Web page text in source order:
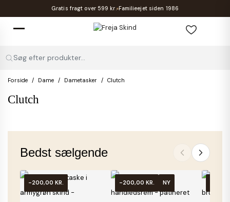
Gratis fragt over 599 kr. Familieejet siden 1986
Søg efter produkter...
Forside Dame Dametasker Clutch
Clutch
Bedst sælgende
-200,00 KR. -200,00 KR. NY